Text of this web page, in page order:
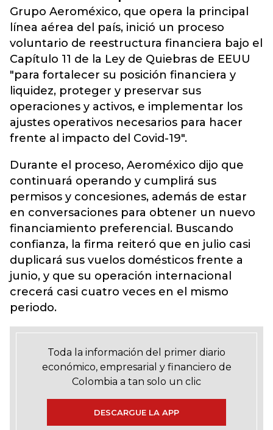
Grupo Aeroméxico, que opera la principal
línea aérea del país, inició un proceso
voluntario de reestructura financiera bajo el
Capítulo 11 de la Ley de Quiebras de EEUU
"para fortalecer su posición financiera y
liquidez, proteger y preservar sus
operaciones y activos, e implementar los
ajustes operativos necesarios para hacer
frente al impacto del Covid-19".
Durante el proceso, Aeroméxico dijo que
continuará operando y cumplirá sus
permisos y concesiones, además de estar
en conversaciones para obtener un nuevo
financiamiento preferencial. Buscando
confianza, la firma reiteró que en julio casi
duplicará sus vuelos domésticos frente a
junio, y que su operación internacional
crecerá casi cuatro veces en el mismo
periodo.
Toda la información del primer diario
económico, empresarial y financiero de
Colombia a tan solo un clic
DESCARGUE LA APP